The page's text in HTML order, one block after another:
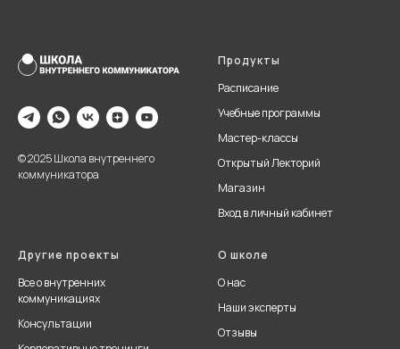
© 2025 Школа внутреннего
коммуникатора
Продукты
Расписание
Учебные программы
Мастер-классы
Открытый Лекторий
Магазин
Вход в личный кабинет
Другие проекты
Все о внутренних
коммуникациях
Консультации
О школе
О нас
Наши эксперты
Отзывы